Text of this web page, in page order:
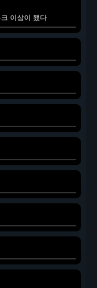
이상이 됐다